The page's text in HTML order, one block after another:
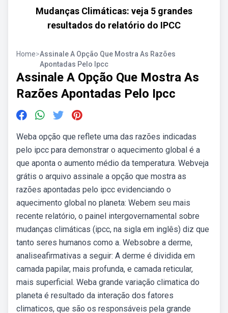
Mudanças Climáticas: veja 5 grandes
resultados do relatório do IPCC
Home>Assinale A Opção Que Mostra As Razões
Apontadas Pelo Ipcc
Assinale A Opção Que Mostra As
Razões Apontadas Pelo Ipcc
Weba opção que reflete uma das razões indicadas
pelo ipcc para demonstrar o aquecimento global é a
que aponta o aumento médio da temperatura. Webveja
grátis o arquivo assinale a opção que mostra as
razões apontadas pelo ipcc evidenciando o
aquecimento global no planeta: Webem seu mais
recente relatório, o painel intergovernamental sobre
mudanças climáticas (ipcc, na sigla em inglês) diz que
tanto seres humanos como a. Websobre a derme,
analiseafirmativas a seguir: A derme é dividida em
camada papilar, mais profunda, e camada reticular,
mais superficial. Weba grande variação climatica do
planeta é resultado da interação dos fatores
climaticos, que são os responsáveis pela grande